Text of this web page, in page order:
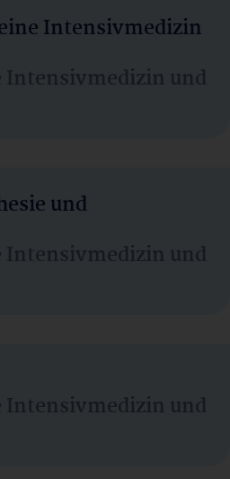
Intensivmedizin
und
und
und
und